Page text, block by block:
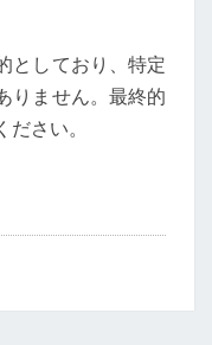
としており、特定
りません。最終的
さい。